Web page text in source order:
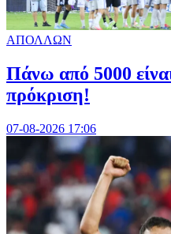
ΑΠΟΛΛΩΝ
Πάνω από 5000
πρόκριση!
07-08-2026 17:06